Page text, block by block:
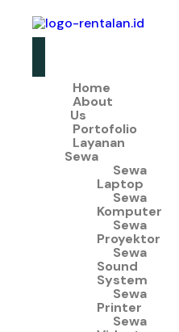
Home
About
Us
Portofolio
Layanan
Sewa
Sewa
Laptop
Sewa
Komputer
Sewa
Proyektor
Sewa
Sound
System
Sewa
Printer
Sewa